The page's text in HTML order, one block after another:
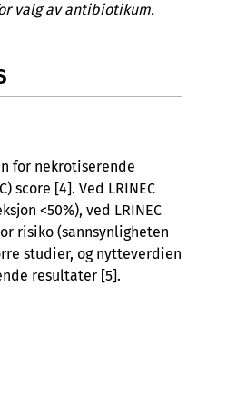
valg av antibiotikum.
for nekrotiserende
score [4]. Ved LRINEC
<50%), ved LRINEC
risiko (sannsynligheten
studier, og nytteverdien
resultater [5].